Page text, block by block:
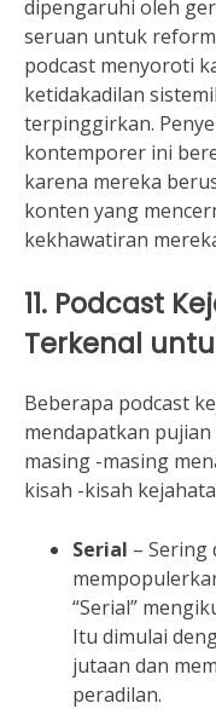
dipengaruhi oleh
seruan untuk
podcast menyoroti
ketidakadilan
terpinggirkan.
kontemporer ini
karena mereka
konten yang
kekhawatiran
11. Podcast
Terkenal
Beberapa podcast
mendapatkan
masing -masing
kisah -kisah
Serial – Sering
“Serial”
Itu dimulai
jutaan dan
peradilan.